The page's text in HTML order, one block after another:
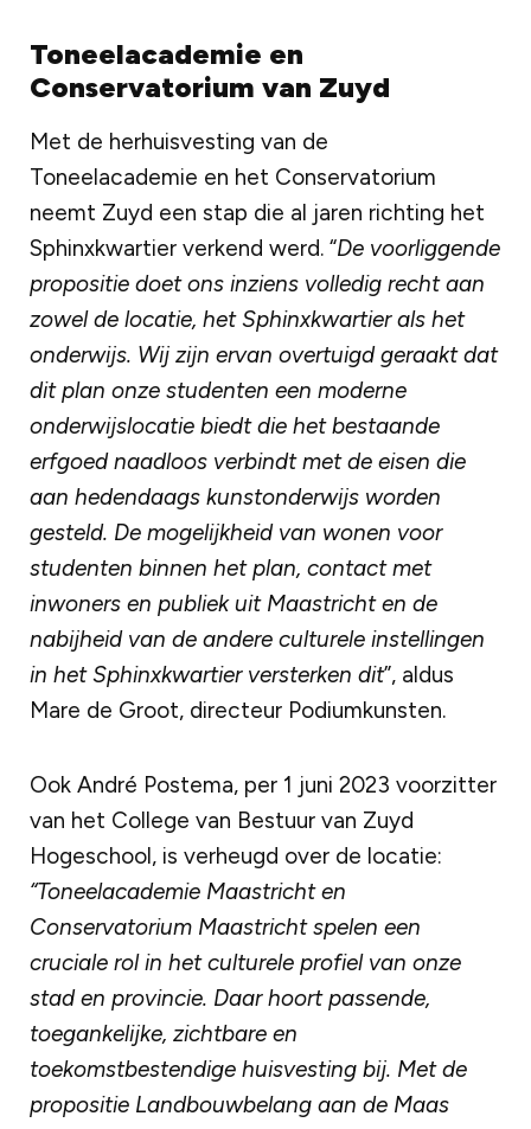
Toneelacademie en
Conservatorium van Zuyd
Met de herhuisvesting van de
Toneelacademie en het Conservatorium
neemt Zuyd een stap die al jaren richting het
Sphinxkwartier verkend werd. “De voorliggende
propositie doet ons inziens volledig recht aan
zowel de locatie, het Sphinxkwartier als het
onderwijs. Wij zijn ervan overtuigd geraakt dat
dit plan onze studenten een moderne
onderwijslocatie biedt die het bestaande
erfgoed naadloos verbindt met de eisen die
aan hedendaags kunstonderwijs worden
gesteld. De mogelijkheid van wonen voor
studenten binnen het plan, contact met
inwoners en publiek uit Maastricht en de
nabijheid van de andere culturele instellingen
in het Sphinxkwartier versterken dit”, aldus
Mare de Groot, directeur Podiumkunsten.
Ook André Postema, per 1 juni 2023 voorzitter
van het College van Bestuur van Zuyd
Hogeschool, is verheugd over de locatie:
“Toneelacademie Maastricht en
Conservatorium Maastricht spelen een
cruciale rol in het culturele profiel van onze
stad en provincie. Daar hoort passende,
toegankelijke, zichtbare en
toekomstbestendige huisvesting bij. Met de
propositie Landbouwbelang aan de Maas